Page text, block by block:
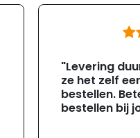
"Levering
ze het zelf
bestellen.
bestellen bij